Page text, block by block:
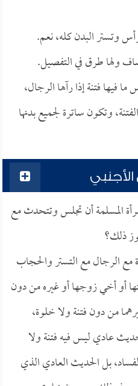
وتستر البدن كله، نعم.
ولها طرق في التفصيل.
فيها فتنة إذا رآها الرجال،
وتكون ساترة لجميع بدنها
المسلمة أن تجلس وتتحدث مع
ذلك؟
الرجال مع التستر والحجاب
أو أخي زوجها أو غيره من دون
من دون فتنة ولا خلوة،
عادي ليس فيه فتنة ولا
بل الحديث العادي الذي